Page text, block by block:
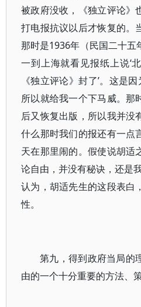
被政府没收，《独立评论》
打电报抗议以后才恢复的。
那时是1936年（民国二十五
一到上海就看见报纸上说‘
《独立评论》封了’。这是
所以就给我一个下马威。那
后又恢复出版，所以我并没
什么那时我们的报还有一点
天在那里闹的。假使说胡适
论自由，并没有秘诀，还是
认为，胡适先生的这段表白
性。
第九，得到政府当局的
由的一个十分重要的方法、